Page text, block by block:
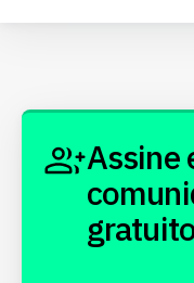
Assine